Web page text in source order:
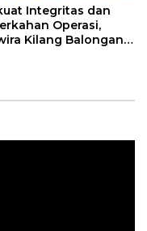
Integritas dan
Operasi,
Kilang Balongan